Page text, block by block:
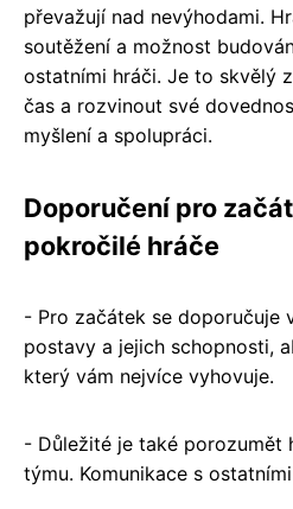
převažují nad nevýhodami.
soutěžení a možnost
ostatními hráči. Je to skvělý
čas a rozvinout své
myšlení a spolupráci.
Doporučení pro
pokročilé hráče
- Pro začátek se doporučuje
postavy a jejich schopnosti,
který vám nejvíce vyhovuje.
- Důležité je také porozumět
týmu. Komunikace s